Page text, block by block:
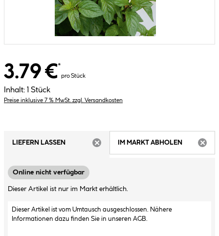
3.79 €*
pro Stück
Inhalt: 1 Stück
Preise inklusive 7 % MwSt. zzgl. Versandkosten
LIEFERN LASSEN
IM MARKT ABHOLEN
Online nicht verfügbar
Dieser Artikel ist nur im Markt erhältlich.
Dieser Artikel ist vom Umtausch ausgeschlossen. Nähere
Informationen dazu finden Sie in unseren AGB